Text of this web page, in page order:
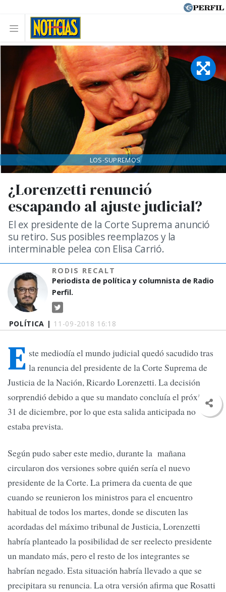
POLÍTICA | 11-09-2018 16:18
¿Lorenzetti renunció
escapando al ajuste judicial?
El ex presidente de la Corte Suprema anunció
su retiro. Sus posibles reemplazos y la
interminable pelea con Elisa Carrió.
RODIS RECALT
Periodista de política y columnista de Radio
Perfil.
LOS-SUPREMOS
E ste mediodía el mundo judicial quedó sacudido tras
la renuncia del presidente de la Corte Suprema de
Justicia de la Nación, Ricardo Lorenzetti. La decisión
sorprendió debido a que su mandato concluía el próximo
31 de diciembre, por lo que esta salida anticipada no
estaba prevista.
Según pudo saber este medio, durante la mañana
circularon dos versiones sobre quién sería el nuevo
presidente de la Corte. La primera da cuenta de que
cuando se reunieron los ministros para el encuentro
habitual de todos los martes, donde se discuten las
acordadas del máximo tribunal de Justicia, Lorenzetti
habría planteado la posibilidad de ser reelecto presidente
un mandato más, pero el resto de los integrantes se
habrían negado. Esta situación habría llevado a que se
precipitara su renuncia. La otra versión afirma que Rosatti